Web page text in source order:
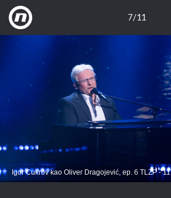
7/11
Igor Cukrov kao Oliver Dragojević, ep. 6 TLZP - 11